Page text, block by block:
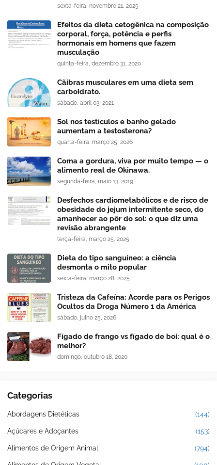
sexta-feira, novembro 21, 2025
Efeitos da dieta cetogênica na composição
corporal, força, potência e perfis
hormonais em homens que fazem
musculação
quinta-feira, dezembro 31, 2020
Cãibras musculares em uma dieta sem
carboidrato.
sábado, abril 03, 2021
Sol nos testículos e banho gelado
aumentam a testosterona?
quarta-feira, março 25, 2026
Coma a gordura, viva por muito tempo — o
alimento real de Okinawa.
segunda-feira, maio 13, 2019
Desfechos cardiometabólicos e de risco de
obesidade do jejum intermitente seco, do
amanhecer ao pôr do sol: o que diz uma
revisão abrangente
terça-feira, março 25, 2025
Dieta do tipo sanguíneo: a ciência
desmonta o mito popular
sexta-feira, março 28, 2025
Tristeza da Cafeína: Acorde para os Perigos
Ocultos da Droga Número 1 da América
sábado, julho 25, 2026
Fígado de frango vs fígado de boi: qual é o
melhor?
domingo, outubro 18, 2020
Categorias
Abordagens Dietéticas (144)
Açúcares e Adoçantes (153)
Alimentos de Origem Animal (794)